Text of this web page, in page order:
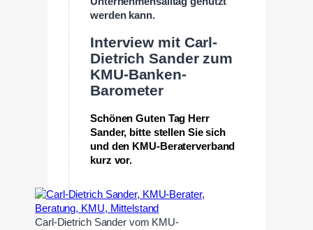
werden kann.
Interview mit Carl-
Dietrich Sander zum
KMU-Banken-
Barometer
Schönen Guten Tag Herr
Sander, bitte stellen Sie sich
und den KMU-Beraterverband
kurz vor.
Carl-Dietrich Sander vom KMU-